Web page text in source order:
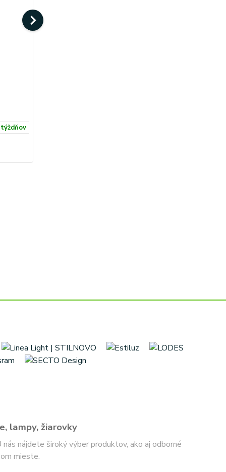
lampy, žiarovky
nájdete široký výber produktov, ako aj odborné
mieste.